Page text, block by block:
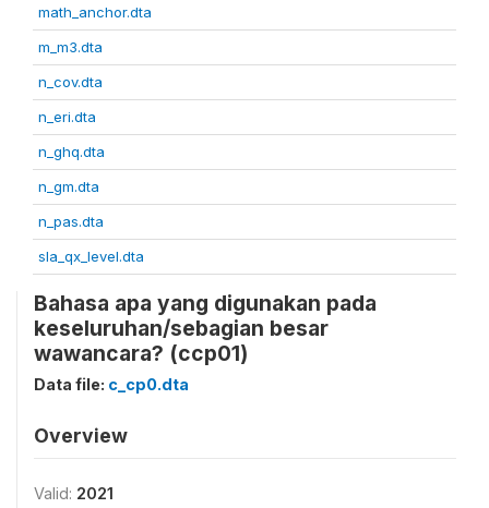
math_anchor.dta
m_m3.dta
n_cov.dta
n_eri.dta
n_ghq.dta
n_gm.dta
n_pas.dta
sla_qx_level.dta
Bahasa apa yang digunakan pada
keseluruhan/sebagian besar
wawancara? (ccp01)
Data file: c_cp0.dta
Overview
Valid: 2021